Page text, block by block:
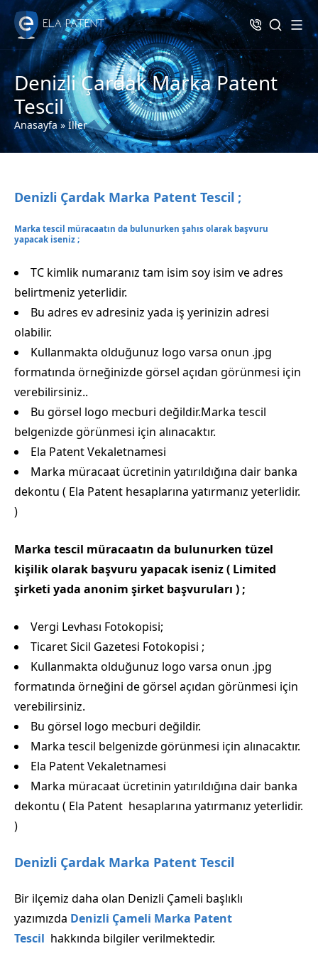
Denizli Çardak Marka Patent
Tescil
Anasayfa»İller
Denizli Çardak Marka Patent Tescil ;
Marka tescil müracaatın da bulunurken şahıs olarak başvuru
yapacak iseniz ;
TC kimlik numaranız tam isim soy isim ve adres
belirtmeniz yeterlidir.
Bu adres ev adresiniz yada iş yerinizin adresi
olabilir.
Kullanmakta olduğunuz logo varsa onun .jpg
formatında örneğinizde görsel açıdan görünmesi için
verebilirsiniz..
Bu görsel logo mecburi değildir.Marka tescil
belgenizde görünmesi için alınacaktır.
Ela Patent Vekaletnamesi
Marka müracaat ücretinin yatırıldığına dair banka
dekontu ( Ela Patent hesaplarına yatırmanız yeterlidir.
)
Marka tescil müracaatın da bulunurken tüzel
kişilik olarak başvuru yapacak iseniz ( Limited
şirketi yada anonim şirket başvuruları ) ;
Vergi Levhası Fotokopisi;
Ticaret Sicil Gazetesi Fotokopisi ;
Kullanmakta olduğunuz logo varsa onun .jpg
formatında örneğini de görsel açıdan görünmesi için
verebilirsiniz.
Bu görsel logo mecburi değildir.
Marka tescil belgenizde görünmesi için alınacaktır.
Ela Patent Vekaletnamesi
Marka müracaat ücretinin yatırıldığına dair banka
dekontu ( Ela Patent hesaplarına yatırmanız yeterlidir.
)
Denizli Çardak Marka Patent Tescil
Bir ilçemiz daha olan Denizli Çameli başlıklı
yazımızda Denizli Çameli Marka Patent
Tescil hakkında bilgiler verilmektedir.